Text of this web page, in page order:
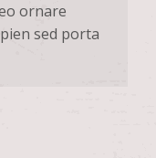
ornare
sed porta